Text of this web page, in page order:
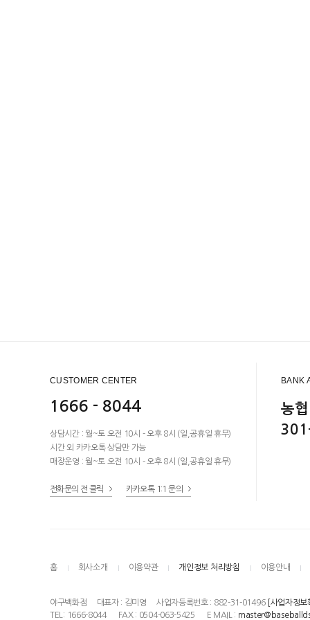
CUSTOMER CENTER
1666 - 8044
상담시간 : 월~토 오전 10시 - 오후 8시 (일,공휴일 휴무)
시간 외 카카오톡 상담만 가능
매장운영 : 월~토 오전 10시 - 오후 8시 (일,공휴일 휴무)
전화문의 전 클릭 카카오톡 1:1 문의
BANK
농
홈 회사소개 이용약관 개인정보 처리방침 이용안내
야구백화점 대표자 : 김미영 사업자등록번호 : 882-31-01496 [사업자정보
TEL: 1666-8044
FAX : 0504-063-5425 E MAIL :